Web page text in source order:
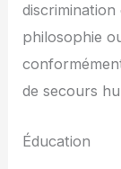
philosophie
de secours
Éducation